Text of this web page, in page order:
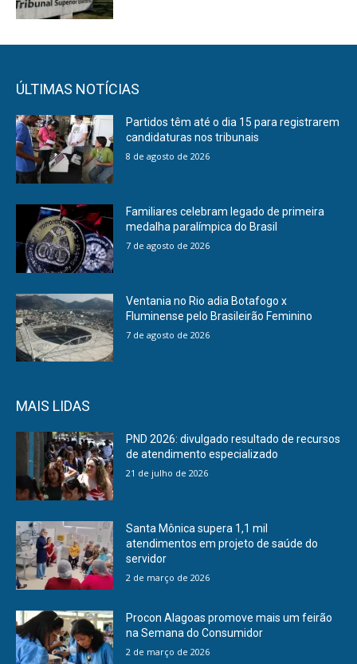
ÚLTIMAS NOTÍCIAS
Partidos têm até o dia 15 para registrarem
candidaturas nos tribunais
8 de agosto de 2026
Familiares celebram legado de primeira
medalha paralímpica do Brasil
7 de agosto de 2026
Ventania no Rio adia Botafogo x
Fluminense pelo Brasileirão Feminino
7 de agosto de 2026
MAIS LIDAS
PND 2026: divulgado resultado de recursos
de atendimento especializado
21 de julho de 2026
Santa Mônica supera 1,1 mil
atendimentos em projeto de saúde do
servidor
2 de março de 2026
Procon Alagoas promove mais um feirão
na Semana do Consumidor
2 de março de 2026